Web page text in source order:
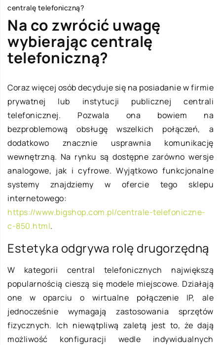
centralę telefoniczną?
Na co zwrócić uwagę
wybierając centralę
telefoniczną?
Coraz więcej osób decyduje się na posiadanie w firmie
prywatnej lub instytucji publicznej centrali
telefonicznej. Pozwala ona bowiem na
bezproblemową obsługę wszelkich połączeń, a
dodatkowo znacznie usprawnia komunikację
wewnętrzną. Na rynku są dostępne zarówno wersje
analogowe, jak i cyfrowe. Wyjątkowo funkcjonalne
systemy znajdziemy w ofercie tego sklepu
internetowego:
https://www.bigshop.com.pl/centrale-telefoniczne-
c-850.html.
Estetyka odgrywa rolę drugorzędną
W kategorii central telefonicznych największą
popularnością cieszą się modele miejscowe. Działają
one w oparciu o wirtualne połączenie IP, ale
jednocześnie wymagają zastosowania sprzętów
fizycznych. Ich niewątpliwą zaletą jest to, że dają
możliwość konfiguracji wedle indywidualnych